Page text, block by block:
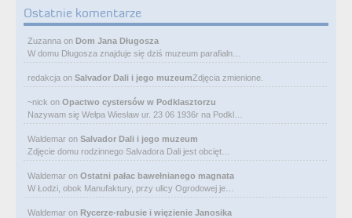
Ostatnie komentarze
Zuzanna on Dom Jana Długosza
W domu Długosza znajduje się dziś muzeum parafialn…
redakcja on Salvador Dali i jego muzeumZdjęcia zmienione.
~nick on Opactwo cystersów w Podklasztorzu
Nazywam się Wełpa Wiesław ur. 23 06 1936r na Podkl…
Waldemar on Salvador Dali i jego muzeum
Zdjęcie domu rodzinnego Salvadora Dali jest obcięt…
Waldemar on Ostatni pałac bawełnianego magnata
W Łodzi, obok Manufaktury, przy ulicy Ogrodowej je…
Waldemar on Rycerze-rabusie i więzienie Janosika